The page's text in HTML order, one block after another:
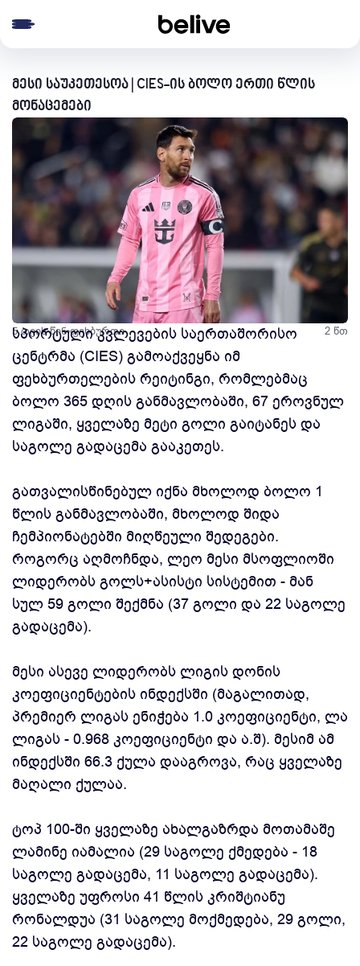
მესი საუკეთესოა | CIES-ის ბოლო ერთი წლის
მონაცემები
5 თვის წინ ფეხბურთი 2 წთ
სპორტული კვლევების საერთაშორისო
ცენტრმა (CIES) გამოაქვეყნა იმ
ფეხბურთელების რეიტინგი, რომლებმაც
ბოლო 365 დღის განმავლობაში, 67 ეროვნულ
ლიგაში, ყველაზე მეტი გოლი გაიტანეს და
საგოლე გადაცემა გააკეთეს.
გათვალისწინებულ იქნა მხოლოდ ბოლო 1
წლის განმავლობაში, მხოლოდ შიდა
ჩემპიონატებში მიღწეული შედეგები.
როგორც აღმოჩნდა, ლეო მესი მსოფლიოში
ლიდერობს გოლს+ასისტი სისტემით - მან
სულ 59 გოლი შექმნა (37 გოლი და 22 საგოლე
გადაცემა).
მესი ასევე ლიდერობს ლიგის დონის
კოეფიციენტების ინდექსში (მაგალითად,
პრემიერ ლიგას ენიჭება 1.0 კოეფიციენტი, ლა
ლიგას - 0.968 კოეფიციენტი და ა.შ). მესიმ ამ
ინდექსში 66.3 ქულა დააგროვა, რაც ყველაზე
მაღალი ქულაა.
ტოპ 100-ში ყველაზე ახალგაზრდა მოთამაშე
ლამინე იამალია (29 საგოლე ქმედება - 18
საგოლე გადაცემა, 11 საგოლე გადაცემა).
ყველაზე უფროსი 41 წლის კრიშტიანუ
რონალდუა (31 საგოლე მოქმედება, 29 გოლი,
22 საგოლე გადაცემა).